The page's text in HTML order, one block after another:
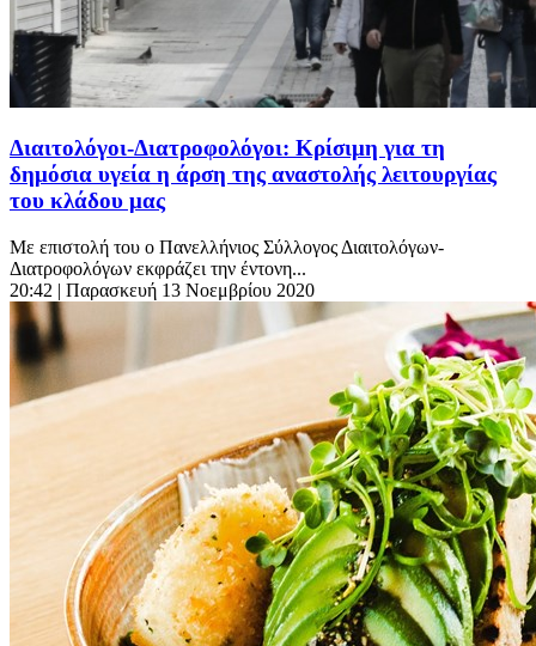
Διαιτολόγοι-Διατροφολόγοι: Κρίσιμη για τη
δημόσια υγεία η άρση της αναστολής λειτουργίας
του κλάδου μας
Με επιστολή του ο Πανελλήνιος Σύλλογος Διαιτολόγων-
Διατροφολόγων εκφράζει την έντονη...
20:42 | Παρασκευή 13 Νοεμβρίου 2020